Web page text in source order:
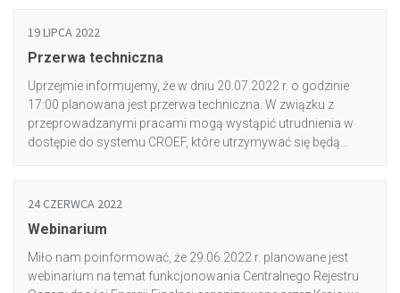
systemie CROEF został zaktualizowany słownik wartości
dostępnych dla pola „Program” w formularzu dodawania
<br/><br/>Aktualne wartości słownikowe są dostępne w
zakładce Instrukcje (plik Załącznik 2 - Słowniki).<br/>
<br/>Prosimy o uwzględnienie zmian w nowododawanych
przedsięwzięciach.
19 LIPCA 2022
Przerwa techniczna
Uprzejmie informujemy, że w dniu 20.07.2022 r. o godzinie
17:00 planowana jest przerwa techniczna. W związku z
przeprowadzanymi pracami mogą wystąpić utrudnienia w
dostępie do systemu CROEF, które utrzymywać się będą
przepraszamy.
24 CZERWCA 2022
Webinarium
Miło nam poinformować, że 29.06.2022 r. planowane jest
webinarium na temat funkcjonowania Centralnego Rejestru